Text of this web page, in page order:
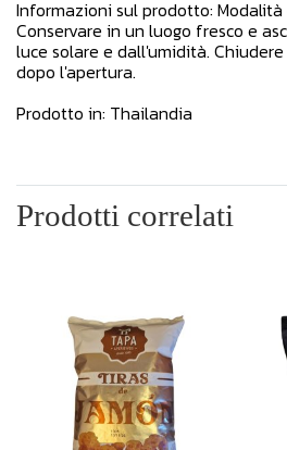
Informazioni sul prodotto: Modalità
Conservare in un luogo fresco e
luce solare e dall'umidità.
dopo l'apertura.
Prodotto in: Thailandia
Prodotti correlati